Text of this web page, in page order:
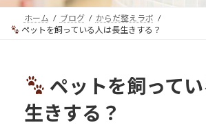
プ
動
ホーム ブログ
からだ整えラボ
ペットを飼っている人は長生きする？
ペットを飼って
生きする？